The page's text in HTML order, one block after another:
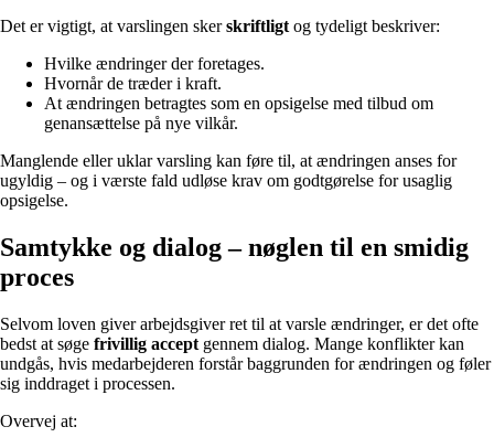
Det er vigtigt, at varslingen skerskriftligtog tydeligt beskriver:
Hvilke ændringer der foretages.
Hvornår de træder i kraft.
At ændringen betragtes som en opsigelse med tilbud om
genansættelse på nye vilkår.
Manglende eller uklar varsling kan føre til, at ændringen anses for
ugyldig – og i værste fald udløse krav om godtgørelse for usaglig
opsigelse.
Samtykke og dialog – nøglen til en smidig
proces
Selvom loven giver arbejdsgiver ret til at varsle ændringer, er det ofte
bedst at søge frivillig accept gennem dialog. Mange konflikter kan
undgås, hvis medarbejderen forstår baggrunden for ændringen og føler
sig inddraget i processen.
Overvej at: